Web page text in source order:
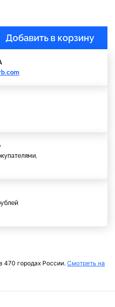
Добавить в корзину
470 городах России. Смотреть на